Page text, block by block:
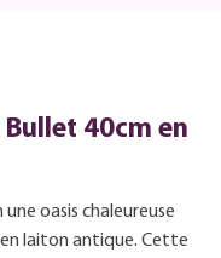
40cm en
oasis chaleureuse
laiton antique. Cette